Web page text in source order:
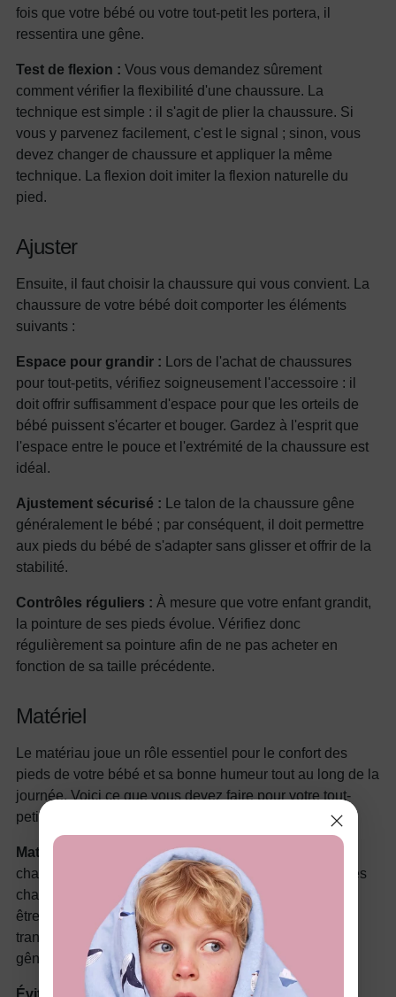
fois que votre bébé ou votre tout-petit les portera, il
ressentira une gêne.
Test de flexion : Vous vous demandez sûrement
comment vérifier la flexibilité d'une chaussure. La
technique est simple : il s'agit de plier la chaussure. Si
vous y parvenez facilement, c'est le signal ; sinon, vous
devez changer de chaussure et appliquer la même
technique. La flexion doit imiter la flexion naturelle du
pied.
Ajuster
Ensuite, il faut choisir la chaussure qui vous convient. La
chaussure de votre bébé doit comporter les éléments
suivants :
Espace pour grandir : Lors de l'achat de chaussures
pour tout-petits, vérifiez soigneusement l'accessoire : il
doit offrir suffisamment d'espace pour que les orteils de
bébé puissent s'écarter et bouger. Gardez à l'esprit que
l'espace entre le pouce et l'extrémité de la chaussure est
idéal.
Ajustement sécurisé : Le talon de la chaussure gêne
généralement le bébé ; par conséquent, il doit permettre
aux pieds du bébé de s'adapter sans glisser et offrir de la
stabilité.
Contrôles réguliers : À mesure que votre enfant grandit,
la pointure de ses pieds évolue. Vérifiez donc
régulièrement sa pointure afin de ne pas acheter en
fonction de sa taille précédente.
Matériel
Le matériau joue un rôle essentiel pour le confort des
pieds de votre bébé et sa bonne humeur tout au long de la
journée. Voici ce que vous devez faire pour votre tout-
petit :
Matières respirantes :Lorsque vous cherchez des
chaussures pour tout-petits, assurez-vous de choisir des
chaussures en matières respirantes. Celles-ci peuvent
être en mesh ou en cuir pour éviter que les pieds ne
transpirent et ne forment des ampoules qui pourraient
gêner leurs jeux.
Évitez les lacets trop serrés :
évitez les lacets trop